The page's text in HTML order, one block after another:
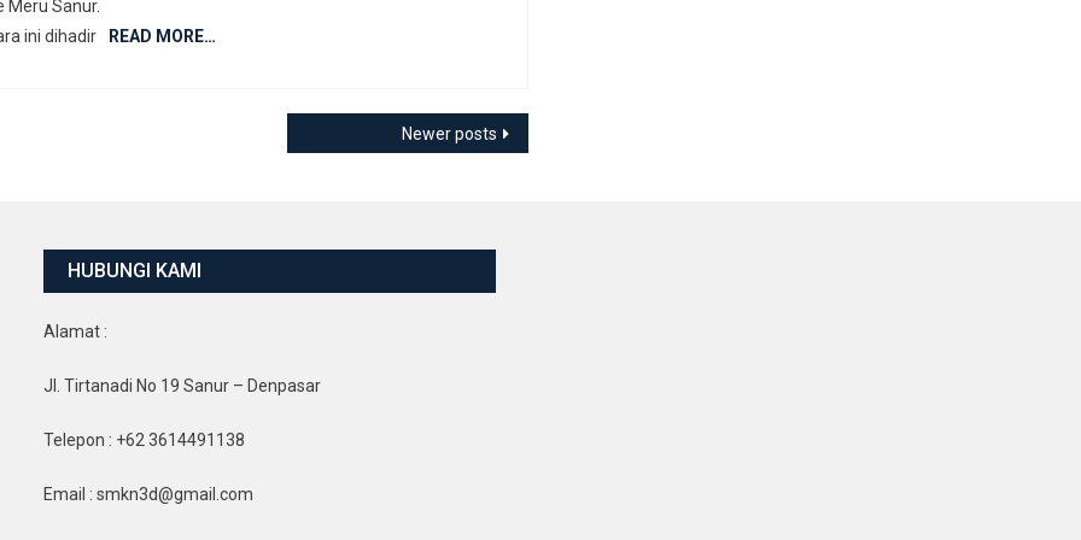
Meru Sanur.
ini dihadir
READ MORE…
Newer posts
HUBUNGI KAMI
Alamat :
Jl. Tirtanadi No 19 Sanur – Denpasar
Telepon : +62 3614491138
Email : smkn3d@gmail.com